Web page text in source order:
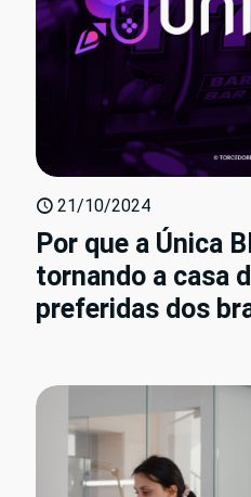
21/10/2024
Por que a Única
tornando a casa
preferidas dos